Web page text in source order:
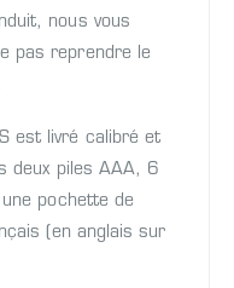
nous vous
pas reprendre le
est livré calibré et
deux piles AAA, 6
pochette de
(en anglais sur